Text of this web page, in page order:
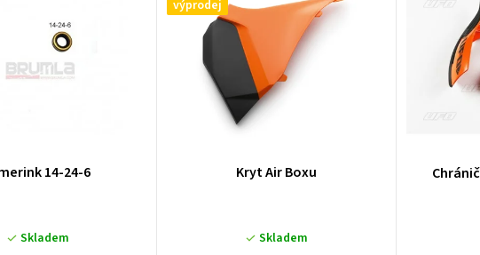
Simerink 14-24-6
Skladem
výprodej
Kryt Air Boxu
Skladem